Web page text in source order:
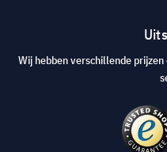
Wij hebben verschillende